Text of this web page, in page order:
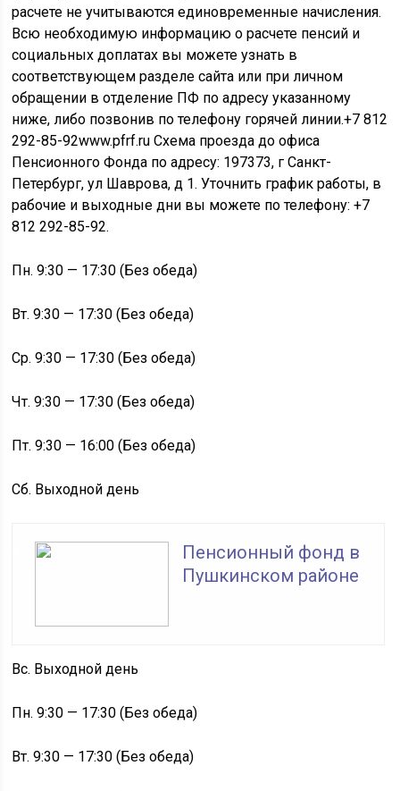
расчете не учитываются единовременные начисления.
Всю необходимую информацию о расчете пенсий и
социальных доплатах вы можете узнать в
соответствующем разделе сайта или при личном
обращении в отделение ПФ по адресу указанному
ниже, либо позвонив по телефону горячей линии.+7 812
292-85-92www.pfrf.ru Схема проезда до офиса
Пенсионного Фонда по адресу: 197373, г Санкт-
Петербург, ул Шаврова, д 1. Уточнить график работы, в
рабочие и выходные дни вы можете по телефону: +7
812 292-85-92.
Пн. 9:30 — 17:30 (Без обеда)
Вт. 9:30 — 17:30 (Без обеда)
Ср. 9:30 — 17:30 (Без обеда)
Чт. 9:30 — 17:30 (Без обеда)
Пт. 9:30 — 16:00 (Без обеда)
Сб. Выходной день
Пенсионный фонд в
Пушкинском районе
Вс. Выходной день
Пн. 9:30 — 17:30 (Без обеда)
Вт. 9:30 — 17:30 (Без обеда)